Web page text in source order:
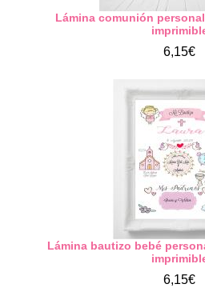
Lámina comunión
6,15€
Lámina bautizo bebé
6,15€